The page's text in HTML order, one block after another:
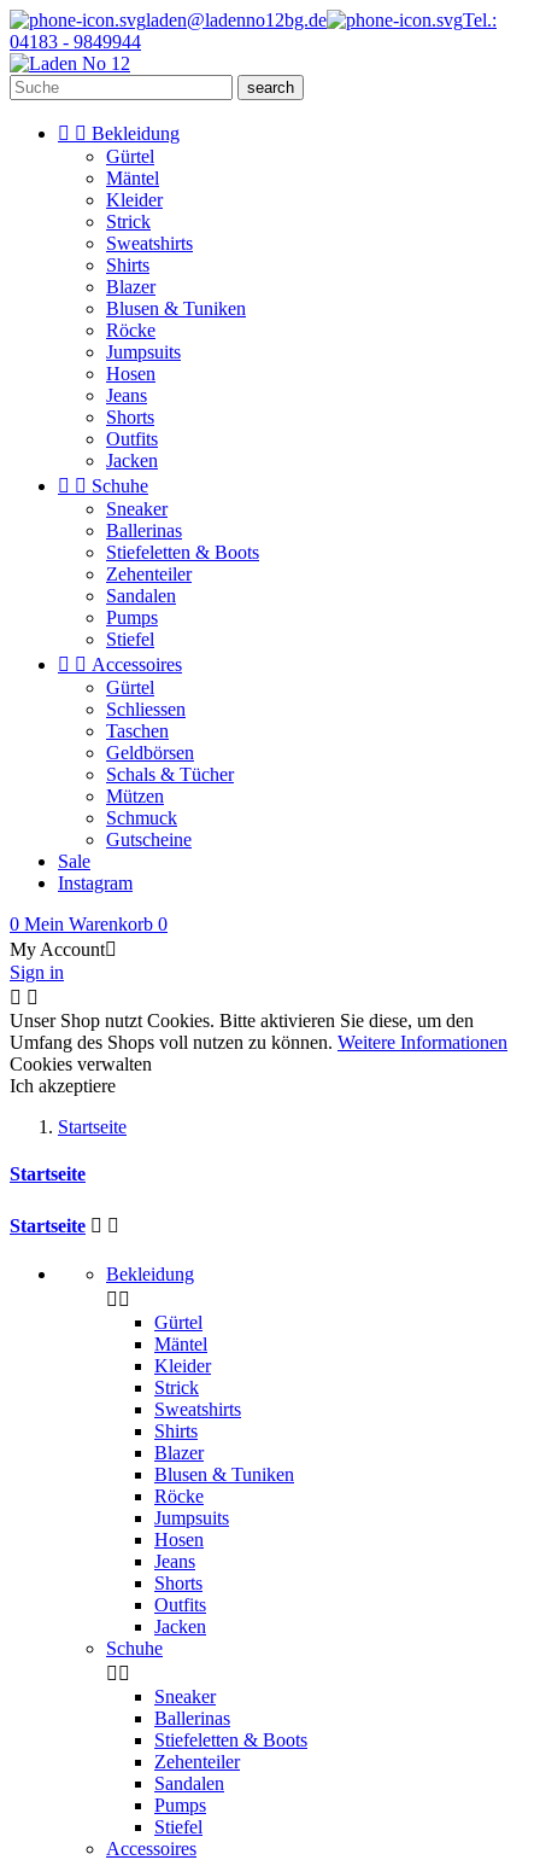
laden@ladenno12bg.de
Tel.:
04183 - 9849944
search
  Bekleidung
Gürtel
Mäntel
Kleider
Strick
Sweatshirts
Shirts
Blazer
Blusen & Tuniken
Röcke
Jumpsuits
Hosen
Jeans
Shorts
Outfits
Jacken
  Schuhe
Sneaker
Ballerinas
Stiefeletten & Boots
Zehenteiler
Sandalen
Pumps
Stiefel
  Accessoires
Gürtel
Schliessen
Taschen
Geldbörsen
Schals & Tücher
Mützen
Schmuck
Gutscheine
Sale
Instagram
0 Mein Warenkorb 0
My Account
Sign in
 
Unser Shop nutzt Cookies. Bitte aktivieren Sie diese, um den
Umfang des Shops voll nutzen zu können. Weitere Informationen
Cookies verwalten
Ich akzeptiere
Startseite
Startseite
Startseite  
Bekleidung
 
Gürtel
Mäntel
Kleider
Strick
Sweatshirts
Shirts
Blazer
Blusen & Tuniken
Röcke
Jumpsuits
Hosen
Jeans
Shorts
Outfits
Jacken
Schuhe
 
Sneaker
Ballerinas
Stiefeletten & Boots
Zehenteiler
Sandalen
Pumps
Stiefel
Accessoires